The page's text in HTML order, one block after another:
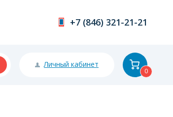
+7 (846) 321-21-21
Личный кабинет
0